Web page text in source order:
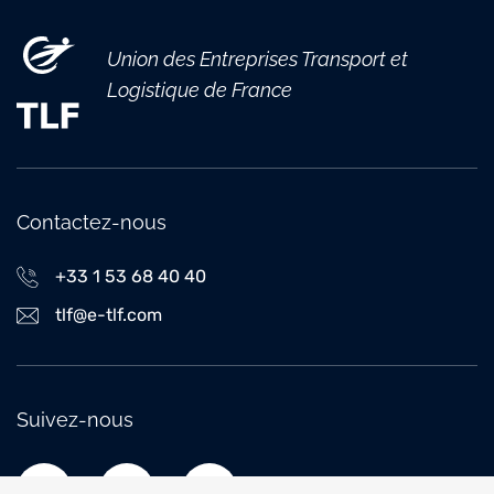
Union des Entreprises Transport et
Logistique de France
Contactez-nous
+33 1 53 68 40 40
tlf@e-tlf.com
Suivez-nous